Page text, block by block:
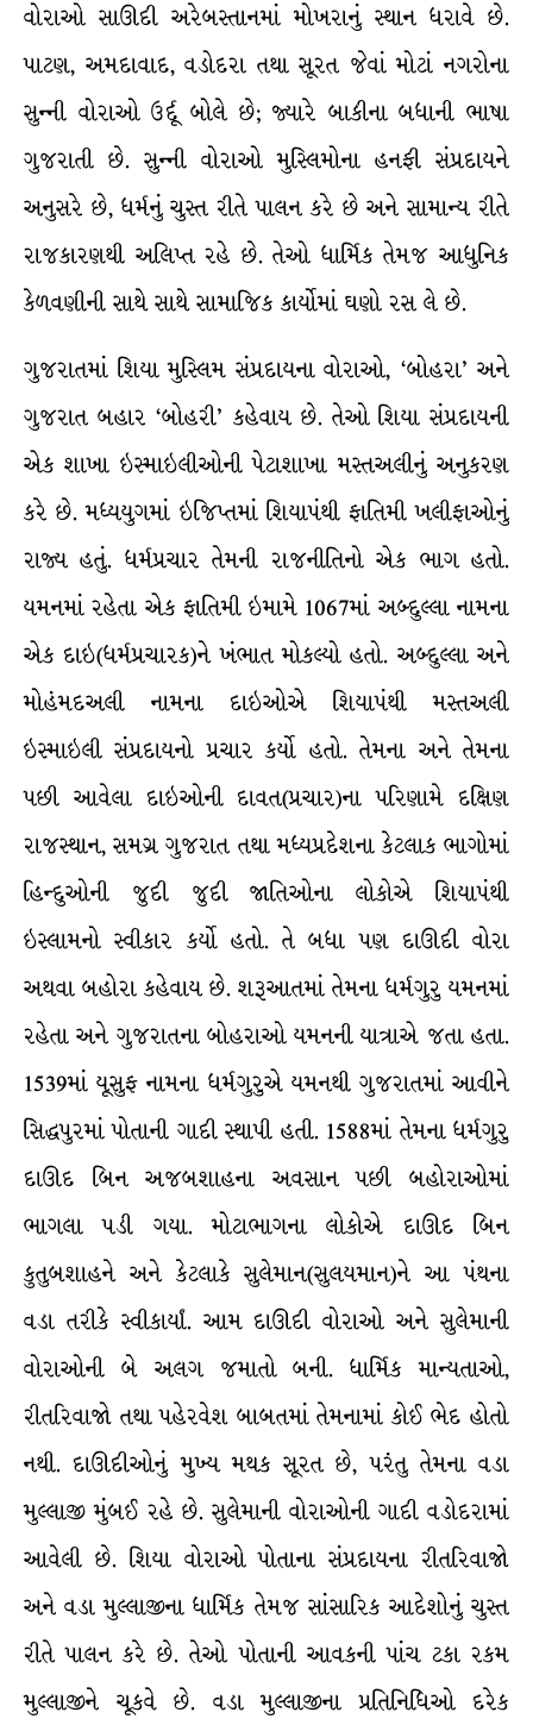
વોરાઓ સાઊદી અરેબસ્તાનમાં મોખરાનું સ્થાન ધરાવે છે.
પાટણ, અમદાવાદ, વડોદરા તથા સૂરત જેવાં મોટાં નગરોના
સુન્ની વોરાઓ ઉર્દૂ બોલે છે; જ્યારે બાકીના બધાની ભાષા
ગુજરાતી છે. સુન્ની વોરાઓ મુસ્લિમોના હનફી સંપ્રદાયને
અનુસરે છે, ધર્મનું ચુસ્ત રીતે પાલન કરે છે અને સામાન્ય રીતે
રાજકારણથી અલિપ્ત રહે છે. તેઓ ધાર્મિક તેમજ આધુનિક
કેળવણીની સાથે સાથે સામાજિક કાર્યોમાં ઘણો રસ લે છે.
ગુજરાતમાં શિયા મુસ્લિમ સંપ્રદાયના વોરાઓ, ‘બોહરા’ અને
ગુજરાત બહાર ‘બોહરી’ કહેવાય છે. તેઓ શિયા સંપ્રદાયની
એક શાખા ઇસ્માઇલીઓની પેટાશાખા મસ્તઅલીનું અનુકરણ
કરે છે. મધ્યયુગમાં ઇજિપ્તમાં શિયાપંથી ફાતિમી ખલીફાઓનું
રાજ્ય હતું. ધર્મપ્રચાર તેમની રાજનીતિનો એક ભાગ હતો.
યમનમાં રહેતા એક ફાતિમી ઇમામે 1067માં અબ્દુલ્લા નામના
એક દાઇ(ધર્મપ્રચારક)ને ખંભાત મોકલ્યો હતો. અબ્દુલ્લા અને
મોહંમદઅલી નામના દાઇઓએ શિયાપંથી મસ્તઅલી
ઇસ્માઇલી સંપ્રદાયનો પ્રચાર કર્યો હતો. તેમના અને તેમના
પછી આવેલા દાઇઓની દાવત(પ્રચાર)ના પરિણામે દક્ષિણ
રાજસ્થાન, સમગ્ર ગુજરાત તથા મધ્યપ્રદેશના કેટલાક ભાગોમાં
હિન્દુઓની જુદી જુદી જાતિઓના લોકોએ શિયાપંથી
ઇસ્લામનો સ્વીકાર કર્યો હતો. તે બધા પણ દાઊદી વોરા
અથવા બહોરા કહેવાય છે. શરૂઆતમાં તેમના ધર્મગુરુ યમનમાં
રહેતા અને ગુજરાતના બોહરાઓ યમનની યાત્રાએ જતા હતા.
1539માં યૂસુફ નામના ધર્મગુરુએ યમનથી ગુજરાતમાં આવીને
સિદ્ધપુરમાં પોતાની ગાદી સ્થાપી હતી. 1588માં તેમના ધર્મગુરુ
દાઊદ બિન અજબશાહના અવસાન પછી બહોરાઓમાં
ભાગલા પડી ગયા. મોટાભાગના લોકોએ દાઊદ બિન
કુતુબશાહને અને કેટલાકે સુલેમાન(સુલયમાન)ને આ પંથના
વડા તરીકે સ્વીકાર્યાં. આમ દાઊદી વોરાઓ અને સુલેમાની
વોરાઓની બે અલગ જમાતો બની. ધાર્મિક માન્યતાઓ,
રીતરિવાજો તથા પહેરવેશ બાબતમાં તેમનામાં કોઈ ભેદ હોતો
નથી. દાઊદીઓનું મુખ્ય મથક સૂરત છે, પરંતુ તેમના વડા
મુલ્લાજી મુંબઈ રહે છે. સુલેમાની વોરાઓની ગાદી વડોદરામાં
આવેલી છે. શિયા વોરાઓ પોતાના સંપ્રદાયના રીતરિવાજો
અને વડા મુલ્લાજીના ધાર્મિક તેમજ સાંસારિક આદેશોનું ચુસ્ત
રીતે પાલન કરે છે. તેઓ પોતાની આવકની પાંચ ટકા રકમ
મુલ્લાજીને ચૂકવે છે. વડા મુલ્લાજીના પ્રતિનિધિઓ દરેક